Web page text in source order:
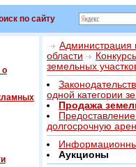
по сайту
о
Администрация
области
земельных
одной категории
Продажа
долгосрочную
Аукционы